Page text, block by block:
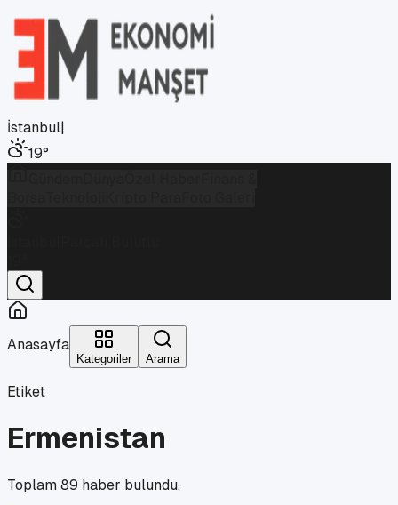
İstanbul|
19°
Anasayfa
Kategoriler Arama
Etiket
Ermenistan
Toplam89 haber bulundu.